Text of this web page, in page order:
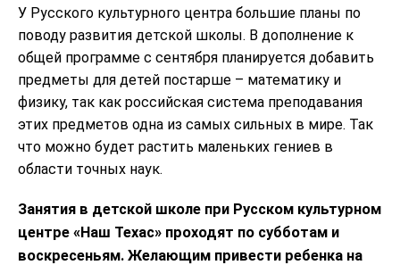
У Русского культурного центра большие планы по
поводу развития детской школы. В дополнение к
общей программе с сентября планируется добавить
предметы для детей постарше – математику и
физику, так как российская система преподавания
этих предметов одна из самых сильных в мире. Так
что можно будет растить маленьких гениев в
области точных наук.
Занятия в детской школе при Русском культурном
центре «Наш Техас» проходят по субботам и
воскресеньям. Желающим привести ребенка на